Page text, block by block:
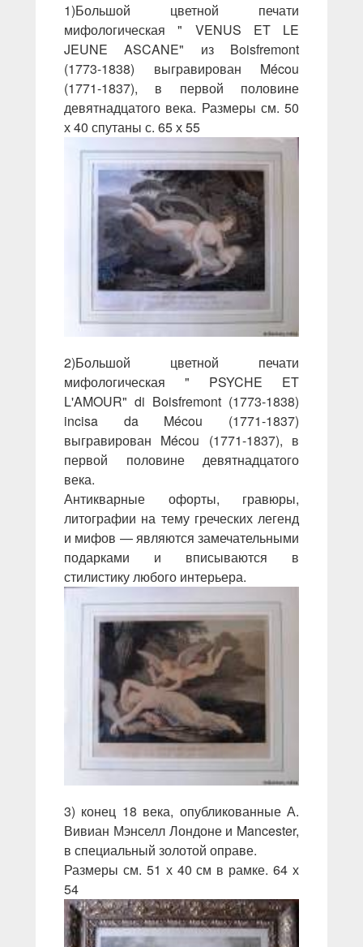
1)Большой цветной печати
мифологическая " VENUS ET LE
JEUNE ASCANE" из Boisfremont
(1773-1838) выгравирован Mécou
(1771-1837), в первой половине
девятнадцатого века. Размеры см. 50
х 40 спутаны с. 65 х 55
2)Большой цветной печати
мифологическая " PSYCHE ET
L'AMOUR" di Boisfremont (1773-1838)
incisa da Mécou (1771-1837)
выгравирован Mécou (1771-1837), в
первой половине девятнадцатого
века.
Антикварные офорты, гравюры,
литографии на тему греческих легенд
и мифов — являются замечательными
подарками и вписываются в
стилистику любого интерьера.
3) конец 18 века, опубликованные А.
Вивиан Мэнселл Лондоне и Mancester,
в специальный золотой оправе.
Размеры см. 51 х 40 см в рамке. 64 х
54